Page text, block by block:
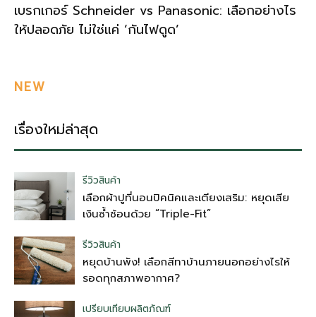
เบรกเกอร์ Schneider vs Panasonic: เลือกอย่างไร
ให้ปลอดภัย ไม่ใช่แค่ ‘กันไฟดูด’
NEW
เรื่องใหม่ล่าสุด
รีวิวสินค้า
เลือกผ้าปูที่นอนปิคนิคและเตียงเสริม: หยุดเสีย
เงินซ้ำซ้อนด้วย “Triple-Fit”
รีวิวสินค้า
หยุดบ้านพัง! เลือกสีทาบ้านภายนอกอย่างไรให้
รอดทุกสภาพอากาศ?
เปรียบเทียบผลิตภัณฑ์